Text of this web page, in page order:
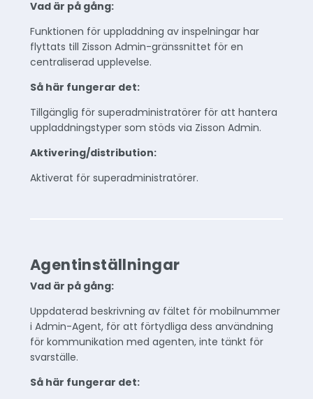
Vad är på gång:
Funktionen för uppladdning av inspelningar har
flyttats till Zisson Admin-gränssnittet för en
centraliserad upplevelse.
Så här fungerar det:
Tillgänglig för superadministratörer för att hantera
uppladdningstyper som stöds via Zisson Admin.
Aktivering/distribution:
Aktiverat för superadministratörer.
Agentinställningar
Vad är på gång:
Uppdaterad beskrivning av fältet för mobilnummer
i Admin-Agent, för att förtydliga dess användning
för kommunikation med agenten, inte tänkt för
svarställe.
Så här fungerar det: